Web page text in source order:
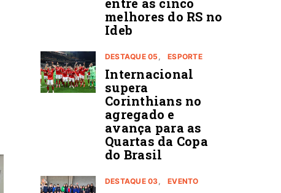
melhores do RS no
Ideb
DESTAQUE 05 ESPORTE
Internacional
supera
Corinthians no
agregado e
avança para as
Quartas da Copa
do Brasil
DESTAQUE 03 EVENTO